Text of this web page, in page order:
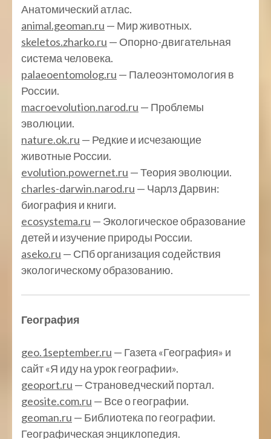
Анатомический атлас.
animal.geoman.ru — Мир животных.
skeletos.zharko.ru — Опорно-двигательная
система человека.
palaeoentomolog.ru — Палеоэнтомология в
России.
macroevolution.narod.ru — Проблемы
эволюции.
nature.ok.ru — Редкие и исчезающие
животные России.
evolution.powernet.ru — Теория эволюции.
charles-darwin.narod.ru — Чарлз Дарвин:
биография и книги.
ecosystema.ru — Экологическое образование
детей и изучение природы России.
aseko.ru — СПб организация содействия
экологическому образованию.
География
geo.1september.ru — Газета «География» и
сайт «Я иду на урок географии».
geoport.ru — Страноведческий портал.
geosite.com.ru — Все о географии.
geoman.ru — Библиотека по географии.
Географическая энциклопедия.